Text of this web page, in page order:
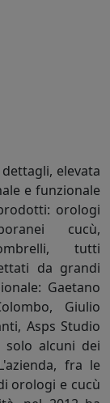
elevata
e funzionale
orologi
cucù,
tutti
da grandi
Gaetano
Giulio
Asps Studio
alcuni dei
fra le
orologi e cucù